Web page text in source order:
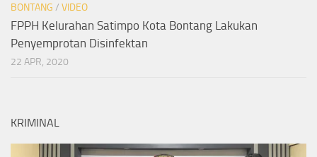
BONTANG / VIDEO
FPPH Kelurahan Satimpo Kota Bontang Lakukan
Penyemprotan Disinfektan
22 APR, 2020
KRIMINAL